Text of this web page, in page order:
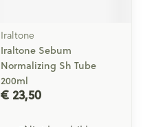
Iraltone
Iraltone Sebum
Normalizing Sh Tube
200ml
€ 23,50